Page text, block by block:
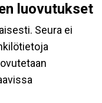
luovutukset
Seura ei